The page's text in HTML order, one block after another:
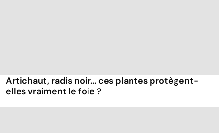
Artichaut, radis noir... ces plantes protègent-
elles vraiment le foie ?